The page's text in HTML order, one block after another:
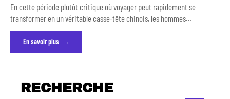
En cette période plutôt critique où voyager peut rapidement se
transformer en un véritable casse-tête chinois, les hommes…
En savoir plus
RECHERCHE